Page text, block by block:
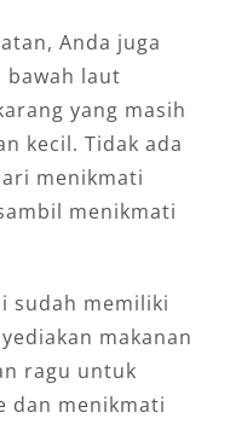
Anda juga
bawah laut
yang masih
kecil. Tidak ada
menikmati
menikmati
sudah memiliki
makanan
ragu untuk
dan menikmati